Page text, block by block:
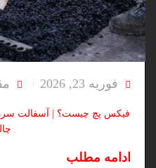
فوریه 23, 2026
فیکس پچ چیست؟ | آسفالت
ادامه مطلب